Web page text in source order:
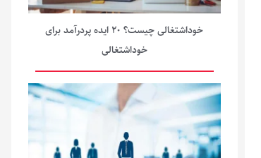
خوداشتغالی چیست؟ ۲۰ ایده پردرآمد برای
خوداشتغالی